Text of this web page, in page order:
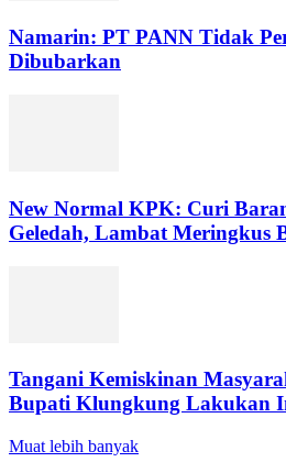
Namarin: PT PANN Tidak
Dibubarkan
New Normal KPK: Curi
Geledah, Lambat Meringkus
Tangani Kemiskinan
Bupati Klungkung Lakukan
Muat lebih banyak